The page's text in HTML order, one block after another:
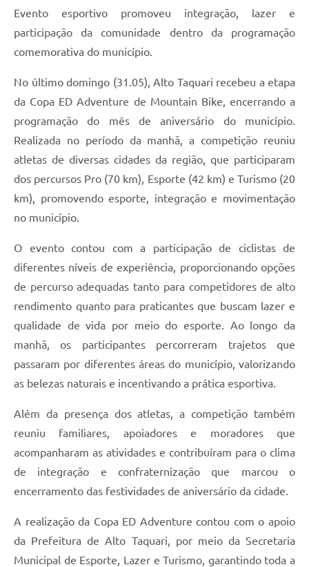
Evento esportivo promoveu integração, lazer e
participação da comunidade dentro da programação
comemorativa do município.
No último domingo (31.05), Alto Taquari recebeu a etapa
da Copa ED Adventure de Mountain Bike, encerrando a
programação do mês de aniversário do município.
Realizada no período da manhã, a competição reuniu
atletas de diversas cidades da região, que participaram
dos percursos Pro (70 km), Esporte (42 km) e Turismo (20
km), promovendo esporte, integração e movimentação
no município.
O evento contou com a participação de ciclistas de
diferentes níveis de experiência, proporcionando opções
de percurso adequadas tanto para competidores de alto
rendimento quanto para praticantes que buscam lazer e
qualidade de vida por meio do esporte. Ao longo da
manhã, os participantes percorreram trajetos que
passaram por diferentes áreas do município, valorizando
as belezas naturais e incentivando a prática esportiva.
Além da presença dos atletas, a competição também
reuniu familiares, apoiadores e moradores que
acompanharam as atividades e contribuíram para o clima
de integração e confraternização que marcou o
encerramento das festividades de aniversário da cidade.
A realização da Copa ED Adventure contou com o apoio
da Prefeitura de Alto Taquari, por meio da Secretaria
Municipal de Esporte, Lazer e Turismo, garantindo toda a